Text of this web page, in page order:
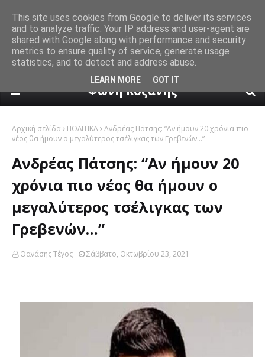
πρόγνωση καιρού από το
Φωνή Κοζάνης
Αρχική σελίδα ΠΟΛΙΤΙΚΑ Ανδρέας Πάτσης: “Αν ήμουν 20 χρόνια πιο
νέος θα ήμουν ο μεγαλύτερος τσέλιγκας των Γρεβενών…”
Ανδρέας Πάτσης: “Αν ήμουν 20
χρόνια πιο νέος θα ήμουν ο
μεγαλύτερος τσέλιγκας των
Γρεβενών…”
Θανάσης Τέγος Σάββατο, Οκτωβρίου 23, 2021
This site uses cookies from Google to deliver its services
and to analyze traffic. Your IP address and user-agent are
shared with Google along with performance and security
metrics to ensure quality of service, generate usage
statistics, and to detect and address abuse.
LEARN MORE GOT IT